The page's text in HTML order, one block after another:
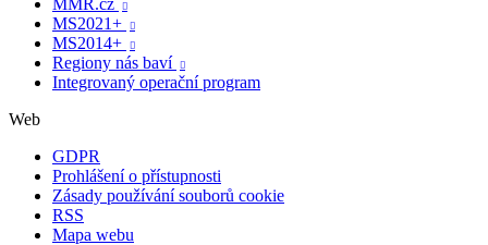

MS2021+ 
MS2014+ 
Regiony nás baví 
Integrovaný operační program
Web
GDPR
Prohlášení o přístupnosti
Zásady používání souborů cookie
RSS
Mapa webu